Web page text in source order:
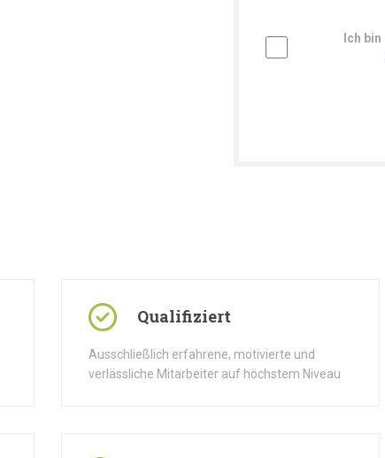
Ich
Qualifiziert
Ausschließlich erfahrene, motivierte und
verlässliche Mitarbeiter auf höchstem Niveau